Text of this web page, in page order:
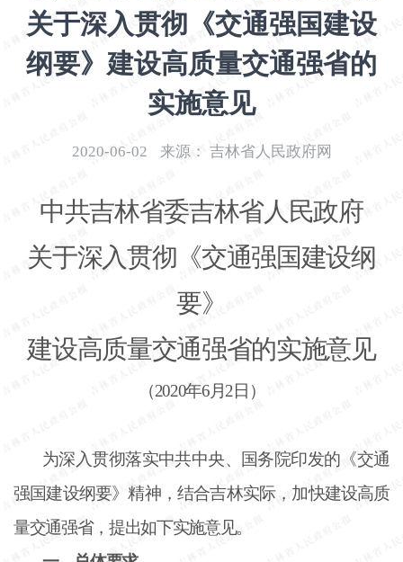
关于深入贯彻《交通强国建设
纲要》建设高质量交通强省的
实施意见
2020-06-02 来源： 吉林省人民政府网
中共吉林省委吉林省人民政府
关于深入贯彻《交通强国建设纲
要》
建设高质量交通强省的实施意见
（2020年6月2日）
为深入贯彻落实中共中央、国务院印发的《交通
强国建设纲要》精神，结合吉林实际，加快建设高质
量交通强省，提出如下实施意见。